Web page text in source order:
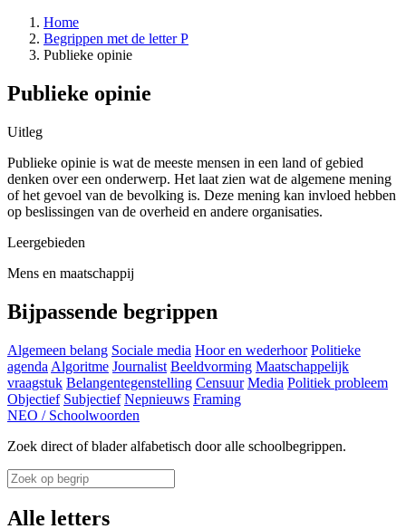
Home
Begrippen met de letter P
Publieke opinie
Publieke opinie
Uitleg
Publieke opinie is wat de meeste mensen in een land of gebied
denken over een onderwerp. Het laat zien wat de algemene mening
of het gevoel van de bevolking is. Deze mening kan invloed hebben
op beslissingen van de overheid en andere organisaties.
Leergebieden
Mens en maatschappij
Bijpassende begrippen
Algemeen belang Sociale media Hoor en wederhoor Politieke
agenda Algoritme Journalist Beeldvorming Maatschappelijk
vraagstuk Belangentegenstelling Censuur Media Politiek probleem
Objectief Subjectief Nepnieuws Framing
NEO / Schoolwoorden
Zoek direct of blader alfabetisch door alle schoolbegrippen.
Alle letters